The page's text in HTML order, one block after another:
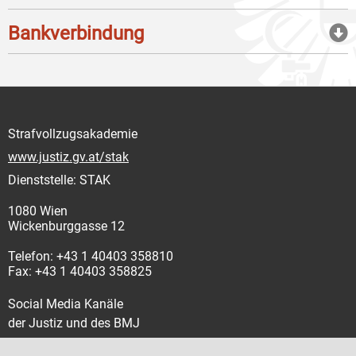
Bankverbindung
Strafvollzugsakademie
www.justiz.gv.at/stak
Dienststelle: STAK
1080 Wien
Wickenburggasse 12
Telefon: +43 1 40403 358810
Fax: +43 1 40403 358825
Social Media Kanäle
der Justiz und des BMJ